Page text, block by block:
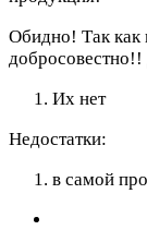
Обидно! Так как
добросовестно!!
Их нет
Недостатки:
в самой